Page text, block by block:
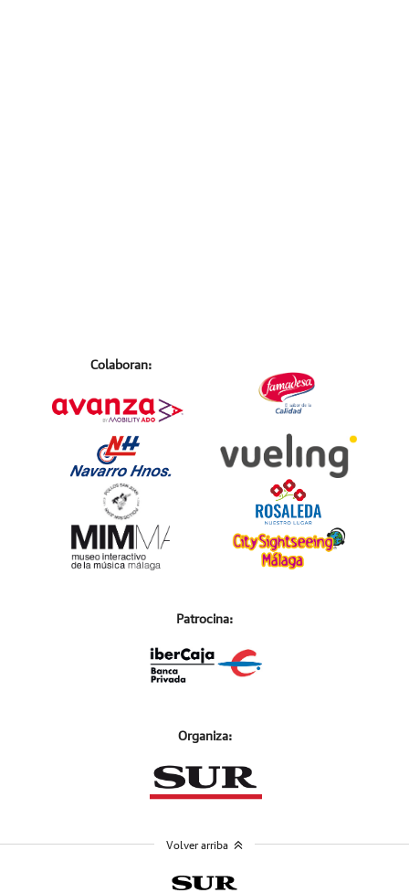
Colaboran:
Patrocina:
Organiza:
Volver arriba